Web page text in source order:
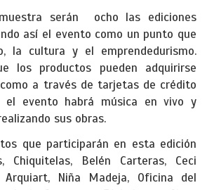
serán ocho las ediciones
así el evento como un punto que
la cultura y el emprendedurismo.
los productos pueden adquirirse
a través de tarjetas de crédito
el evento habrá música en vivo y
sus obras.
que participarán en esta edición
Chiquitelas, Belén Carteras, Ceci
Niña Madeja, Oficina del